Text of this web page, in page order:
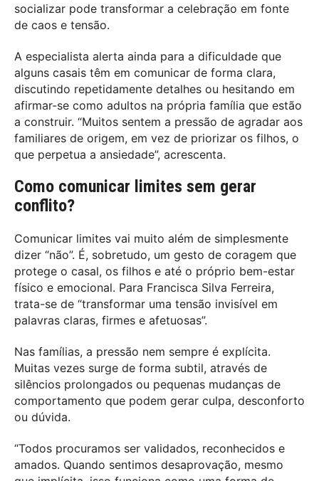
socializar pode transformar a celebração em fonte
de caos e tensão.
A especialista alerta ainda para a dificuldade que
alguns casais têm em comunicar de forma clara,
discutindo repetidamente detalhes ou hesitando em
afirmar-se como adultos na própria família que estão
a construir. “Muitos sentem a pressão de agradar aos
familiares de origem, em vez de priorizar os filhos, o
que perpetua a ansiedade”, acrescenta.
Como comunicar limites sem gerar
conflito?
Comunicar limites vai muito além de simplesmente
dizer “não”. É, sobretudo, um gesto de coragem que
protege o casal, os filhos e até o próprio bem-estar
físico e emocional. Para Francisca Silva Ferreira,
trata-se de “transformar uma tensão invisível em
palavras claras, firmes e afetuosas”.
Nas famílias, a pressão nem sempre é explícita.
Muitas vezes surge de forma subtil, através de
silêncios prolongados ou pequenas mudanças de
comportamento que podem gerar culpa, desconforto
ou dúvida.
“Todos procuramos ser validados, reconhecidos e
amados. Quando sentimos desaprovação, mesmo